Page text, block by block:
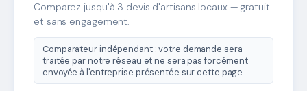
Comparez jusqu'à 3 devis d'artisans locaux — gratuit
et sans engagement.
Comparateur indépendant : votre demande sera
traitée par notre réseau et ne sera pas forcément
envoyée à l'entreprise présentée sur cette page.